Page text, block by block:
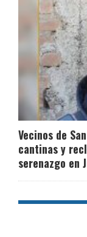
Vecinos de
cantinas y
serenazgo en